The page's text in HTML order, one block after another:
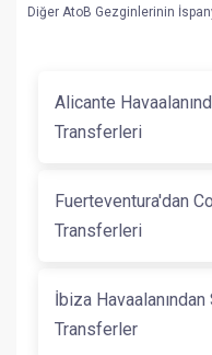
Diğer AtoB Gezginlerinin
Alicante
Transferleri
Fuerteventura'dan
Transferleri
İbiza
Transferler